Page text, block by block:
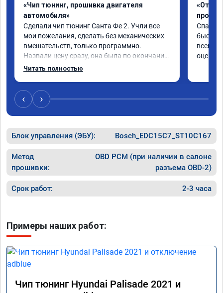
«Чип тюнинг, прошивка двигателя
автомобиля»
Сделали чип тюнинг Санта Фе 2. Учли все
мои пожелания, сделать без механических
вмешательств, только программно.
Назвали цену сразу, она была по окончании
работ без изменений. Александр профи
Спасибо большое и процветания сервису!!!
Читать полностью
быстро
всем
оценку
‹ ›
Блок управления (ЭБУ): Bosch_EDC15C7_ST10C167
Метод
прошивки:
OBD PCM (при наличии в салоне
разъема OBD-2)
Срок работ: 2-3 часа
Примеры наших работ:
Чип тюнинг Hyundai Palisade 2021 и